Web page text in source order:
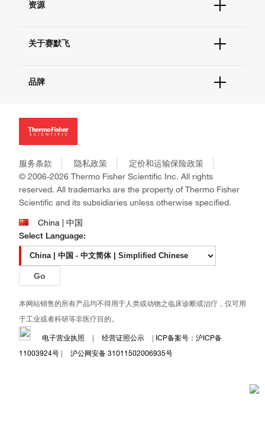
联系我们 - 400 820 8982
查找文件&证书
资源
学习中心
促销
社交媒体
关于赛默飞
招聘
新闻
社会责任
商标
政策和通知
品牌
Applied Biosystems
Ion Torrent
Unity Lab Services
Patheon
服务条款 隐私政策
定价和运输保险政策
© 2006-2026 Thermo Fisher Scientific Inc. All rights
reserved. All trademarks are the property of Thermo Fisher
Scientific and its subsidiaries unless otherwise specified.
China | 中国
Select Language:
Go
本网站销售的所有产品均不得用于人类或动物之临床诊断或治疗，仅可用
于工业或者科研等非医疗目的。
电子营业执照
| 经营证照公示 | ICP备案号：沪ICP备
11003924号 | 沪公网安备 31011502006935号